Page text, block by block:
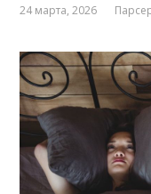
24 марта, 2026